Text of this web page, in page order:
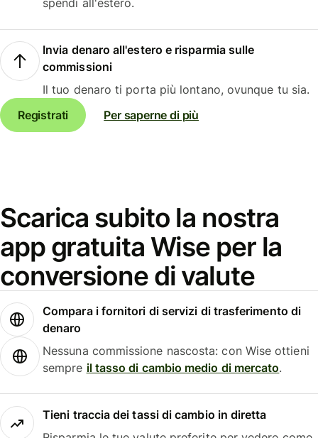
spendi all'estero.
Invia denaro all'estero e risparmia sulle
commissioni
Il tuo denaro ti porta più lontano, ovunque tu sia.
Registrati
Per saperne di più
Scarica subito la nostra
app gratuita Wise per la
conversione di valute
Compara i fornitori di servizi di trasferimento di
denaro
Nessuna commissione nascosta: con Wise ottieni
sempre il tasso di cambio medio di mercato.
Tieni traccia dei tassi di cambio in diretta